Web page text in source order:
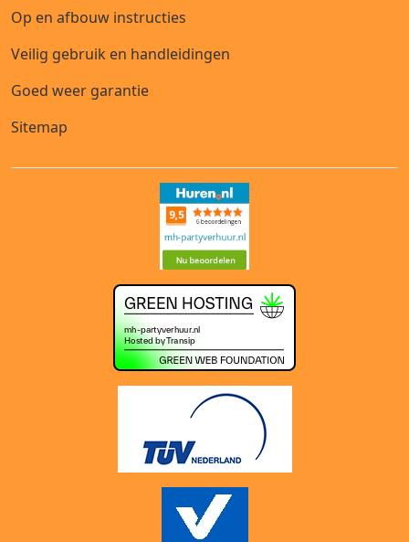
Op en afbouw instructies
Veilig gebruik en handleidingen
Goed weer garantie
Sitemap